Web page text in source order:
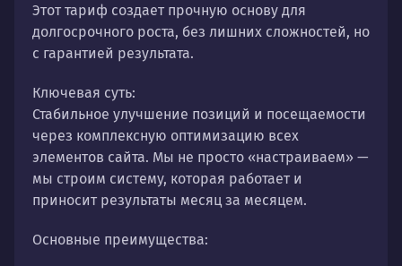
Этот тариф создает прочную основу для
долгосрочного роста, без лишних сложностей, но
с гарантией результата.
Ключевая суть:
Стабильное улучшение позиций и посещаемости
через комплексную оптимизацию всех
элементов сайта. Мы не просто «настраиваем» —
мы строим систему, которая работает и
приносит результаты месяц за месяцем.
Основные преимущества: